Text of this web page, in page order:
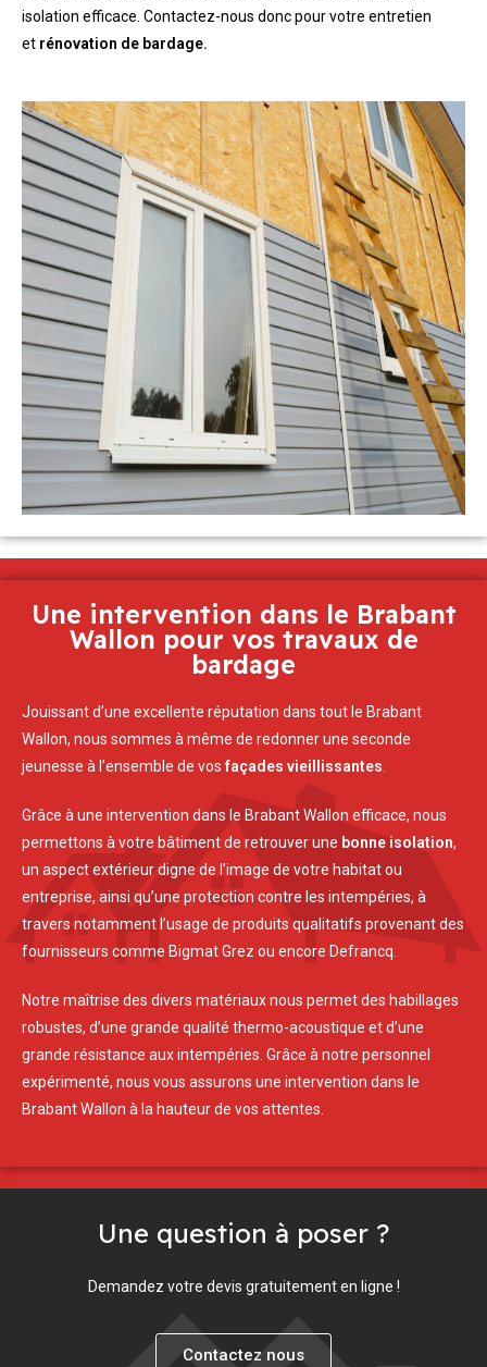
isolation efficace. Contactez-nous donc pour votre entretien
et rénovation de bardage.
Une intervention dans le Brabant
Wallon pour vos travaux de
bardage
Jouissant d’une excellente réputation dans tout le Brabant
Wallon, nous sommes à même de redonner une seconde
jeunesse à l’ensemble de vos façades vieillissantes.
Grâce à une intervention dans le Brabant Wallon efficace, nous
permettons à votre bâtiment de retrouver une bonne isolation,
un aspect extérieur digne de l’image de votre habitat ou
entreprise, ainsi qu’une protection contre les intempéries, à
travers notamment l’usage de produits qualitatifs provenant des
fournisseurs comme Bigmat Grez ou encore Defrancq.
Notre maîtrise des divers matériaux nous permet des habillages
robustes, d’une grande qualité thermo-acoustique et d’une
grande résistance aux intempéries. Grâce à notre personnel
expérimenté, nous vous assurons une intervention dans le
Brabant Wallon à la hauteur de vos attentes.
Une question à poser ?
Demandez votre devis gratuitement en ligne !
Contactez nous